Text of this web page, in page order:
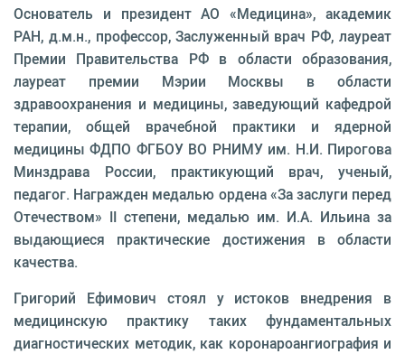
Основатель и президент АО «Медицина», академик
РАН, д.м.н., профессор, Заслуженный врач РФ, лауреат
Премии Правительства РФ в области образования,
лауреат премии Мэрии Москвы в области
здравоохранения и медицины, заведующий кафедрой
терапии, общей врачебной практики и ядерной
медицины ФДПО ФГБОУ ВО РНИМУ им. Н.И. Пирогова
Минздрава России, практикующий врач, ученый,
педагог. Награжден медалью ордена «За заслуги перед
Отечеством» II степени, медалью им. И.А. Ильина за
выдающиеся практические достижения в области
качества.
Григорий Ефимович стоял у истоков внедрения в
медицинскую практику таких фундаментальных
диагностических методик, как коронароангиография и